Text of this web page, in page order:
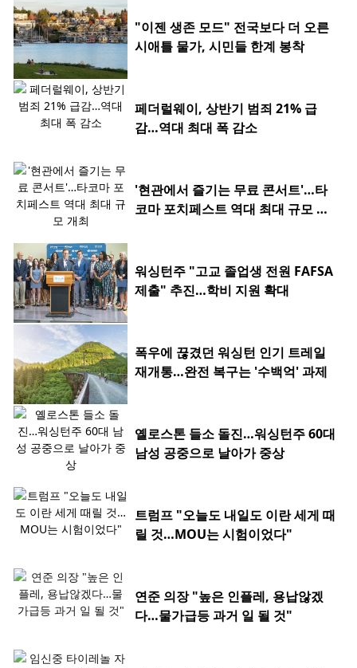
"이젠 생존 모드" 전국보다 더 오른
시애틀 물가, 시민들 한계 봉착
페더럴웨이, 상반기 범죄 21% 급
감…역대 최대 폭 감소
'현관에서 즐기는 무료 콘서트'…타
코마 포치페스트 역대 최대 규모 개
워싱턴주 "고교 졸업생 전원 FAFSA
제출" 추진…학비 지원 확대
폭우에 끊겼던 워싱턴 인기 트레일
재개통…완전 복구는 '수백억' 과제
옐로스톤 들소 돌진…워싱턴주 60대
남성 공중으로 날아가 중상
트럼프 "오늘도 내일도 이란 세게 때
릴 것…MOU는 시험이었다"
연준 의장 "높은 인플레, 용납않겠
다…물가급등 과거 일 될 것"